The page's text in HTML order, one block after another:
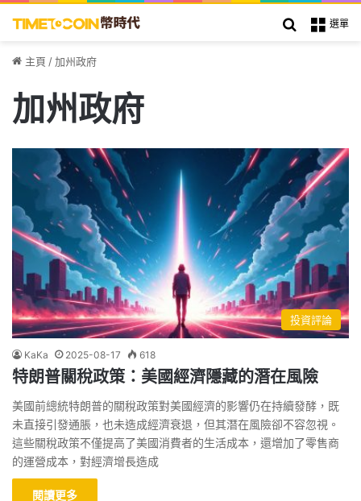
選單
搜索
主頁 /加州政府
加州政府
投資評論
KaKa 2025-08-17 618
特朗普關稅政策：美國經濟隱藏的潛在風險
美國前總統特朗普的關稅政策對美國經濟的影響仍在持續發酵，既
未直接引發通脹，也未造成經濟衰退，但其潛在風險卻不容忽視。
這些關稅政策不僅提高了美國消費者的生活成本，還增加了零售商
的運營成本，對經濟增長造成
閱讀更多